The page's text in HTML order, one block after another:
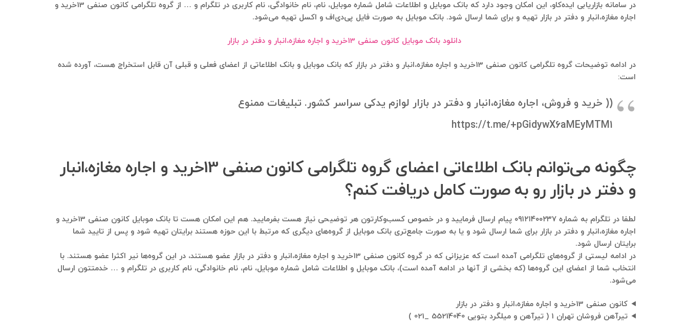
در سامانه بازاریابی ایده‌کاو، این امکان وجود دارد که بانک موبایل و اطلاعات شامل شماره موبایل، نام، نام خانوادگی، نام کاربری در تلگرام و … از گروه تلگرامی کانون صنفی 13خرید و
اجاره مغازه،انبار و دفتر در بازار تهیه و برای شما ارسال شود. بانک موبایل به صورت فایل پی‌دی‌اف و اکسل تهیه می‌شود.
دانلود بانک موبایل کانون صنفی 13خرید و اجاره مغازه،انبار و دفتر در بازار
در ادامه توضیحات گروه تلگرامی کانون صنفی 13خرید و اجاره مغازه،انبار و دفتر در بازار که بانک موبایل و بانک اطلاعاتی از اعضای فعلی و قبلی آن قابل استخراج هست، آورده شده
است:
(( خرید و فروش، اجاره مغازه،انبار و دفتر در بازار لوازم یدکی سراسر کشور. تبلیغات ممنوع
https://t.me/+pGidywX6aMEyMTM1
چگونه می‌توانم بانک اطلاعاتی اعضای گروه تلگرامی کانون صنفی 13خرید و اجاره مغازه،انبار
و دفتر در بازار رو به صورت کامل دریافت کنم؟
لطفا در تلگرام به شماره ۰۹۱۲۱۴۰۰۲۳۷ پیام ارسال فرمایید و در خصوص کسب‌وکارتون هر توضیحی نیاز هست بفرمایید. هم این امکان هست تا بانک موبایل کانون صنفی 13خرید و
اجاره مغازه،انبار و دفتر در بازار برای شما ارسال شود و یا به صورت جامع‌تری بانک موبایل از گروه‌های دیگری که مرتبط با این حوزه هستند برایتان تهیه شود و پس از تایید شما
برایتان ارسال شود.
در ادامه لیستی از گروه‌های تلگرامی آمده است که عزیزانی که در گروه کانون صنفی 13خرید و اجاره مغازه،انبار و دفتر در بازار عضو هستند، در این گروه‌ها نیر اکثرا عضو هستند. با
انتخاب شما از اعضای این گروه‌ها (که بخشی از آنها در ادامه آمده است)، بانک موبایل و اطلاعات شامل شماره موبایل، نام، نام خانوادگی، نام کاربری در تلگرام و … خدمتتون ارسال
می‌شود.
کانون صنفی 13خرید و اجاره مغازه،انبار و دفتر در بازار
تیرآهن فروشان تهران 1 ( تیرآهن و میلگرد بتویی 55214040 _021 )